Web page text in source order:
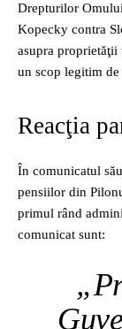
Drepturilor
Kopecky contra
asupra proprietăţii
un scop legitim
Reacţia
În comunicatul
pensiilor din
primul rând
comunicat sunt: